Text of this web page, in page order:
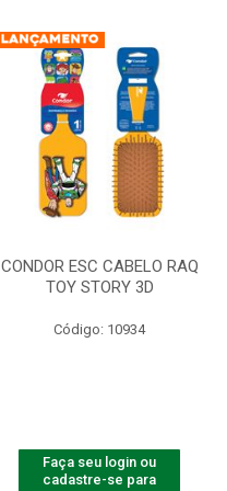
CONDOR ESC CABELO RAQ
TOY STORY 3D
Código: 10934
Faça seu login ou
cadastre-se para